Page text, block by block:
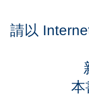
請以
本